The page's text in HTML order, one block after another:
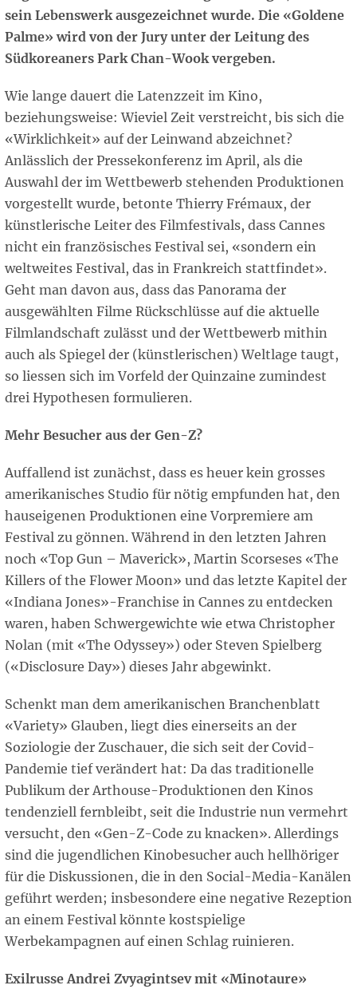
sein Lebenswerk ausgezeichnet wurde. Die «Goldene
Palme» wird von der Jury unter der Leitung des
Südkoreaners Park Chan-Wook vergeben.
Wie lange dauert die Latenzzeit im Kino,
beziehungsweise: Wieviel Zeit verstreicht, bis sich die
«Wirklichkeit» auf der Leinwand abzeichnet?
Anlässlich der Pressekonferenz im April, als die
Auswahl der im Wettbewerb stehenden Produktionen
vorgestellt wurde, betonte Thierry Frémaux, der
künstlerische Leiter des Filmfestivals, dass Cannes
nicht ein französisches Festival sei, «sondern ein
weltweites Festival, das in Frankreich stattfindet».
Geht man davon aus, dass das Panorama der
ausgewählten Filme Rückschlüsse auf die aktuelle
Filmlandschaft zulässt und der Wettbewerb mithin
auch als Spiegel der (künstlerischen) Weltlage taugt,
so liessen sich im Vorfeld der Quinzaine zumindest
drei Hypothesen formulieren.
Mehr Besucher aus der Gen-Z?
Auffallend ist zunächst, dass es heuer kein grosses
amerikanisches Studio für nötig empfunden hat, den
hauseigenen Produktionen eine Vorpremiere am
Festival zu gönnen. Während in den letzten Jahren
noch «Top Gun – Maverick», Martin Scorseses «The
Killers of the Flower Moon» und das letzte Kapitel der
«Indiana Jones»-Franchise in Cannes zu entdecken
waren, haben Schwergewichte wie etwa Christopher
Nolan (mit «The Odyssey») oder Steven Spielberg
(«Disclosure Day») dieses Jahr abgewinkt.
Schenkt man dem amerikanischen Branchenblatt
«Variety» Glauben, liegt dies einerseits an der
Soziologie der Zuschauer, die sich seit der Covid-
Pandemie tief verändert hat: Da das traditionelle
Publikum der Arthouse-Produktionen den Kinos
tendenziell fernbleibt, seit die Industrie nun vermehrt
versucht, den «Gen-Z-Code zu knacken». Allerdings
sind die jugendlichen Kinobesucher auch hellhöriger
für die Diskussionen, die in den Social-Media-Kanälen
geführt werden; insbesondere eine negative Rezeption
an einem Festival könnte kostspielige
Werbekampagnen auf einen Schlag ruinieren.
Exilrusse Andrei Zvyagintsev mit «Minotaure»